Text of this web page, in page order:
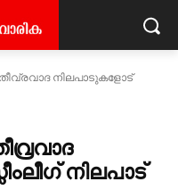
നിലപാടുകളോട്
നിലപാട്